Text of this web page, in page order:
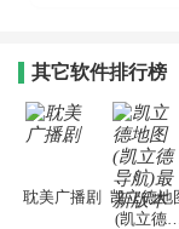
其它软件排行榜
耽美广播剧
凯立德地
(凯立德导